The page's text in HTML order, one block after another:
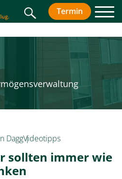
SucheTermin
DaggVideotipps
sollten immer wie